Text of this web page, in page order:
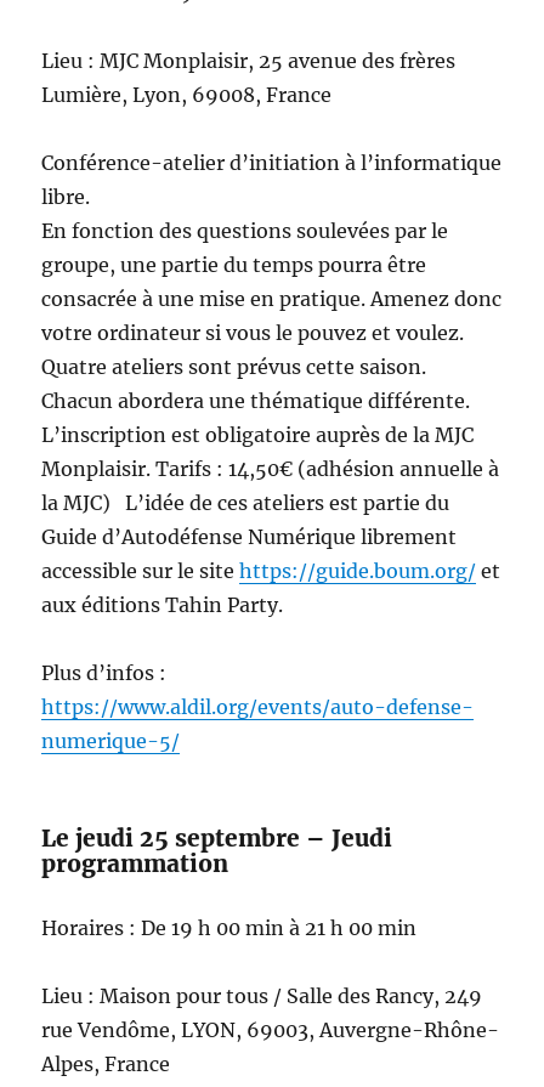
Lieu : MJC Monplaisir, 25 avenue des frères
Lumière, Lyon, 69008, France
Conférence-atelier d’initiation à l’informatique
libre.
En fonction des questions soulevées par le
groupe, une partie du temps pourra être
consacrée à une mise en pratique. Amenez donc
votre ordinateur si vous le pouvez et voulez.
Quatre ateliers sont prévus cette saison.
Chacun abordera une thématique différente.
L’inscription est obligatoire auprès de la MJC
Monplaisir. Tarifs : 14,50€ (adhésion annuelle à
la MJC) L’idée de ces ateliers est partie du
Guide d’Autodéfense Numérique librement
accessible sur le sitehttps://guide.boum.org/ et
aux éditions Tahin Party.
Plus d’infos :
https://www.aldil.org/events/auto-defense-
numerique-5/
Le jeudi 25 septembre – Jeudi
programmation
Horaires : De 19 h 00 min à 21 h 00 min
Lieu : Maison pour tous / Salle des Rancy, 249
rue Vendôme, LYON, 69003, Auvergne-Rhône-
Alpes, France